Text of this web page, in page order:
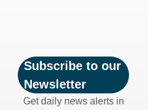
Subscribe to our
Newsletter
Get daily news alerts in